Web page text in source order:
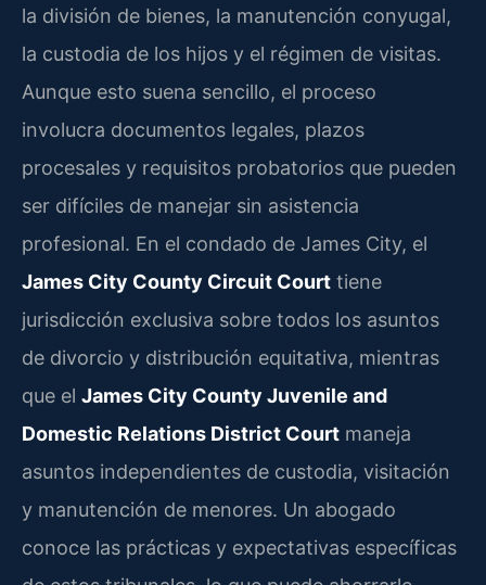
la división de bienes, la manutención conyugal,
la custodia de los hijos y el régimen de visitas.
Aunque esto suena sencillo, el proceso
involucra documentos legales, plazos
procesales y requisitos probatorios que pueden
ser difíciles de manejar sin asistencia
profesional. En el condado de James City, el
James City County Circuit Court tiene
jurisdicción exclusiva sobre todos los asuntos
de divorcio y distribución equitativa, mientras
que el James City County Juvenile and
Domestic Relations District Court maneja
asuntos independientes de custodia, visitación
y manutención de menores. Un abogado
conoce las prácticas y expectativas específicas